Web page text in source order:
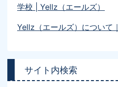
学校 | Yellz（エールズ）
Yellz（エールズ）について
サイト内検索